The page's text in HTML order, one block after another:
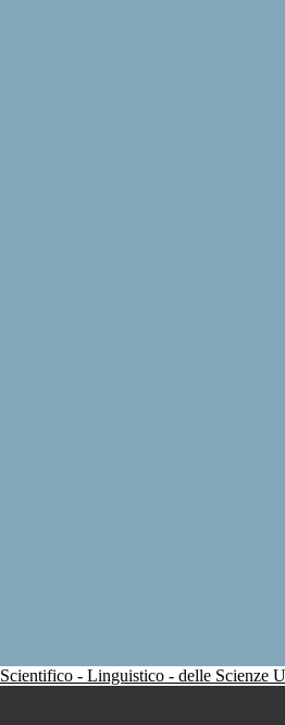
Scientifico - Linguistico - delle Scienze